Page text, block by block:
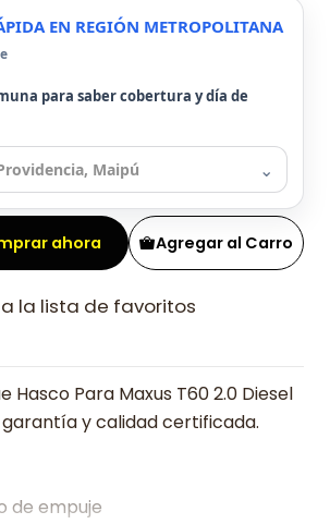
EN REGIÓN METROPOLITANA
para saber cobertura y día de
⌄
Agregar al Carro
ahora
la lista de favoritos
Hasco Para Maxus T60 2.0 Diesel
y calidad certificada.
de empuje